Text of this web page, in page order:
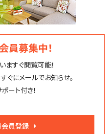
員募集中！
いますぐ閲覧可能！
すぐにメールでお知らせ。
ート付き！
会員登録